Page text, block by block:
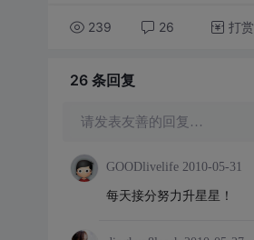
239 26 打赏
26 条回复
请发表友善的回复…
GOODlivelife 2010-05-31
每天接分努力升星星！